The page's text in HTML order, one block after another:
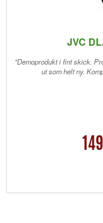
JVC
"Demoprodukt i fint skick.
ut som helt ny.